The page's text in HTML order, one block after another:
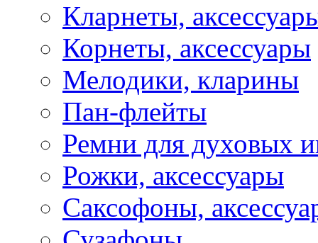
Кларнеты,
Корнеты, аксессуары
Мелодики, кларины
Пан-флейты
Ремни для духовых
Рожки, аксессуары
Саксофоны,